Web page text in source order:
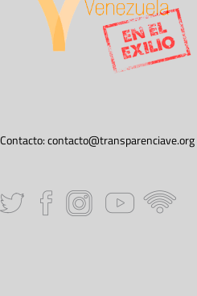
Contacto:contacto@transparenciave.org